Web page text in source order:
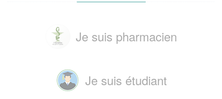
Je suis pharmacien
Je suis étudiant